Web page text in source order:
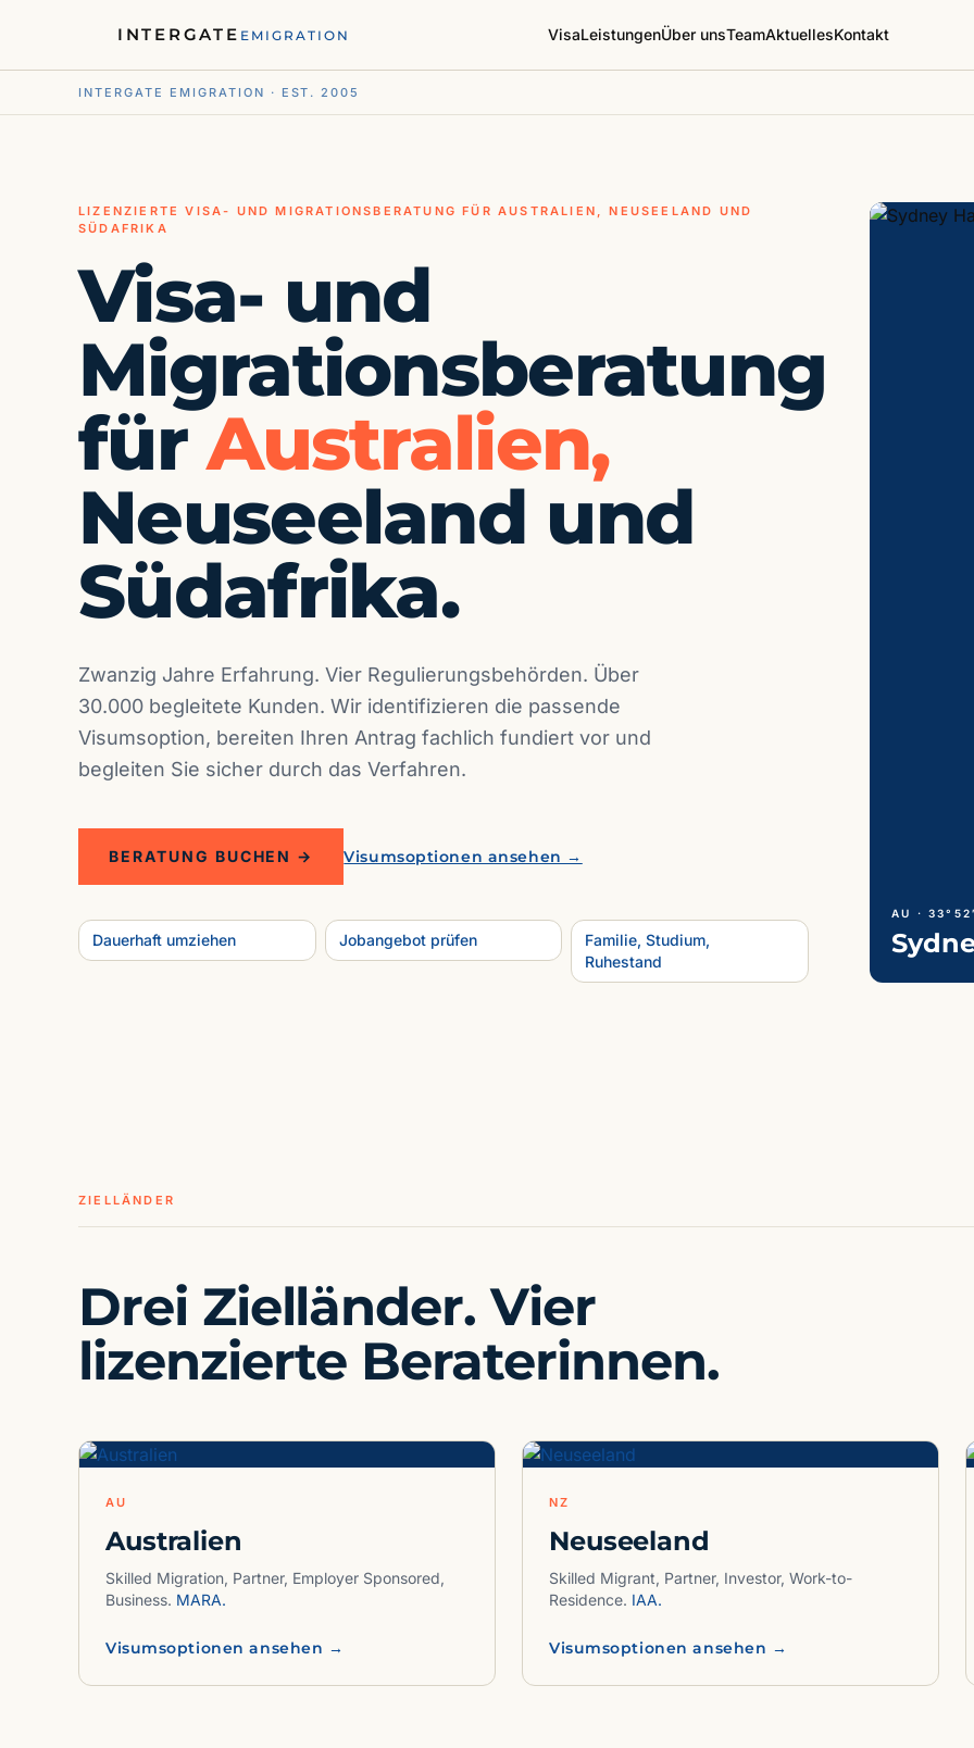
INTERGATE EMIGRATION VisaLeistungenÜber unsTeamAktuellesKontakt
INTERGATE EMIGRATION · EST. 2005
LIZENZIERTE VISA- UND MIGRATIONSBERATUNG FÜR AUSTRALIEN, NEUSEELAND UND
SÜDAFRIKA
Visa- und
Migrationsberatung
fürAustralien,
Neuseeland und
Südafrika.
Zwanzig Jahre Erfahrung. Vier Regulierungsbehörden. Über
30.000 begleitete Kunden. Wir identifizieren die passende
Visumsoption, bereiten Ihren Antrag fachlich fundiert vor und
begleiten Sie sicher durch das Verfahren.
BERATUNG BUCHEN → Visumsoptionen ansehen →
Dauerhaft umziehen Jobangebot prüfen
Familie, Studium,
Ruhestand
E
ZIELLÄNDER
Drei Zielländer. Vier
lizenzierte Beraterinnen.
AU
Australien
Skilled Migration, Partner, Employer Sponsored,
Business. MARA.
Visumsoptionen ansehen →
NZ
Neuseeland
Skilled Migrant, Partner, Investor, Work-to-
Residence. IAA.
Visumsoptionen ansehen →